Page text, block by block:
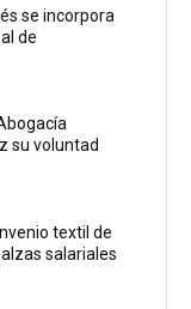
se incorpora
de
su voluntad
textil de
salariales